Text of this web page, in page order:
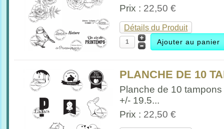
Prix : 22,50 €
Détails du Produit
PLANCHE DE 10
Planche de 10 tampons
+/- 19.5...
Prix : 22,50 €